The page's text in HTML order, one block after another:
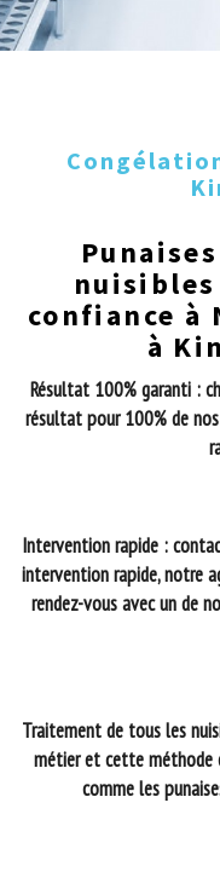
confiance à
à
Résultat 100% garanti :
résultat pour 100% de
Intervention rapide :
intervention rapide, notre
rendez-vous avec un de
Traitement de tous les
métier et cette méthode
comme les